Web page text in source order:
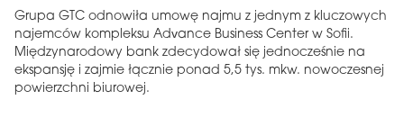
Grupa GTC odnowiła umowę najmu z jednym z kluczowych
najemców kompleksu Advance Business Center w Sofii.
Międzynarodowy bank zdecydował się jednocześnie na
ekspansję i zajmie łącznie ponad 5,5 tys. mkw. nowoczesnej
powierzchni biurowej.